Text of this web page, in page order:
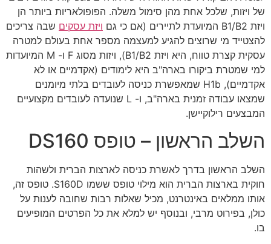
של ויזות, שלכל אחת מהן סימול משלה. הפופולאריות ביותר הן
ויזת B1/B2 המיועדת לתיירים (אם כי גם
ויזת עסקים שבה צריכים
להצטייד מי שרוצים להגיע למעצמה מספר אחת בעולם למטרה
עסקית קצרת טווח, היא ויזת B1/B2), ויזות מסוג F ו- M המיועדות
למי שמטרת ביקורו בארה"ב היא לימודים (אקדמיים או לא
אקדמיים), H1b שמאפשרת כניסה לעובדים בלתי מיומנים
שמצאו עבודה זמנית בארה"ב, ו- L שנועדה לעובדים מקצועיים
המבצעים רילוקיישן.
השלב הראשון – טופס DS160
השלב הראשון בדרך לאשרת כניסה לארצות הברית ולשהות
חוקית בארצות הברית הוא מילוי טופס ששמו S160D. טופס זה,
אותו ממלאים באינטרנט, מכיל שאלות רבות שחובה לענות על
כולן, בפירוט מרבי, ובנוסף יש למלא את כל הפרטים המופיעים
בו.